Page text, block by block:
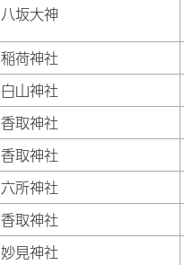
八坂大神
稲荷神社
白山神社
香取神社
香取神社
六所神社
香取神社
妙見神社